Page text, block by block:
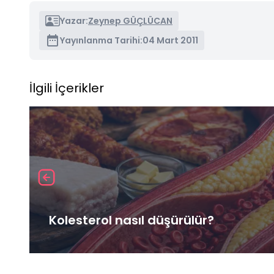
Yazar:Zeynep GÜÇLÜCAN
Yayınlanma Tarihi:04 Mart 2011
İlgili İçerikler
Kolesterol nasıl düşürülür?